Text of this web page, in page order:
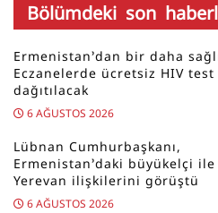
Bölümdeki son
Ermenistan’dan bir daha
Eczanelerde ücretsiz HIV
dağıtılacak
6 AĞUSTOS 2026
Lübnan Cumhurbaşkanı,
Ermenistan’daki büyükelçi
Yerevan ilişkilerini görüştü
6 AĞUSTOS 2026